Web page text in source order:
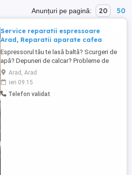
Anunțuri pe pagină: 20 50
Service reparatii espressoare
Arad, Reparatii aparate cafea
Espressorul tău te lasă baltă? Scurgeri de
apă? Depuneri de calcar? Probleme de
presiune? Afișaj defect sau sistem de
spumare cu erori? Nu-ți face griji suntem
aici! La Ilovecoffee, intervenim rapid și
oferim soluții durabile pentru orice model.
Arad, Arad
ieri 09:15
Telefon validat